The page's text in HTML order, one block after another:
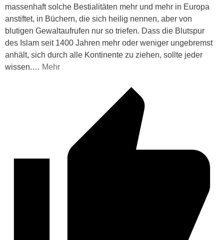
massenhaft solche Bestialitäten mehr und mehr in Europa
anstiftet, in Büchern, die sich heilig nennen, aber von
blutigen Gewaltaufrufen nur so triefen. Dass die Blutspur
des Islam seit 1400 Jahren mehr oder weniger ungebremst
anhält, sich durch alle Kontinente zu ziehen, sollte jeder
wissen.… Mehr